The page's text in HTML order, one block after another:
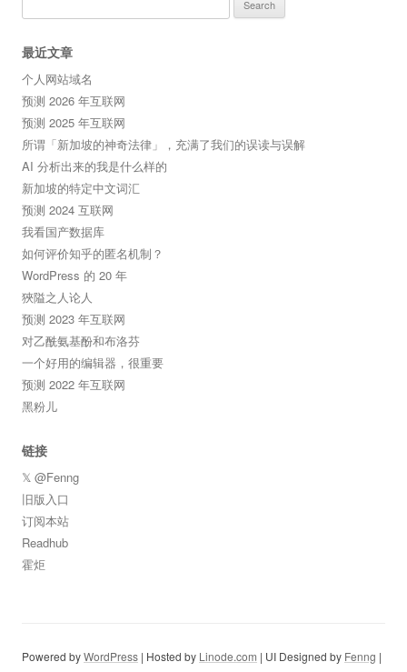
for:
最近文章
个人网站域名
预测 2026 年互联网
预测 2025 年互联网
所谓「新加坡的神奇法律」，充满了我们的误读与误解
AI 分析出来的我是什么样的
新加坡的特定中文词汇
预测 2024 互联网
我看国产数据库
如何评价知乎的匿名机制？
WordPress 的 20 年
狹隘之人论人
预测 2023 年互联网
对乙酰氨基酚和布洛芬
一个好用的编辑器，很重要
预测 2022 年互联网
黑粉儿
链接
𝕏 @Fenng
旧版入口
订阅本站
Readhub
霍炬
Powered byWordPress | Hosted by Linode.com | UI Designed by Fenng |